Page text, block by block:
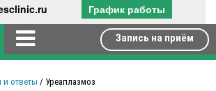
График работы
Запись на приём
ответы / Уреаплазмоз